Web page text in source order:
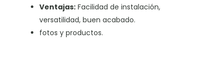
Ventajas:Facilidad de instalación,
versatilidad, buen acabado.
fotos y productos.